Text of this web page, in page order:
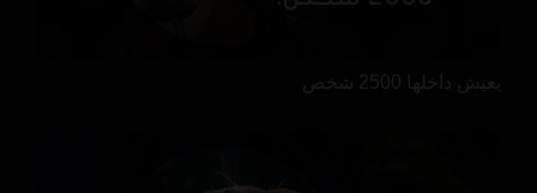
يعيش داخلها 2500 شخص